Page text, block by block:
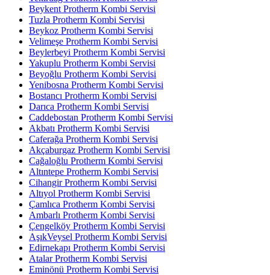
Beykent Protherm Kombi Servisi
Tuzla Protherm Kombi Servisi
Beykoz Protherm Kombi Servisi
Velimeşe Protherm Kombi Servisi
Beylerbeyi Protherm Kombi Servisi
Yakuplu Protherm Kombi Servisi
Beyoğlu Protherm Kombi Servisi
Yenibosna Protherm Kombi Servisi
Bostancı Protherm Kombi Servisi
Darıca Protherm Kombi Servisi
Caddebostan Protherm Kombi Servisi
Akbatı Protherm Kombi Servisi
Caferağa Protherm Kombi Servisi
Akçaburgaz Protherm Kombi Servisi
Cağaloğlu Protherm Kombi Servisi
Altıntepe Protherm Kombi Servisi
Cihangir Protherm Kombi Servisi
Altıyol Protherm Kombi Servisi
Çamlıca Protherm Kombi Servisi
Ambarlı Protherm Kombi Servisi
Çengelköy Protherm Kombi Servisi
AşıkVeysel Protherm Kombi Servisi
Edirnekapı Protherm Kombi Servisi
Atalar Protherm Kombi Servisi
Eminönü Protherm Kombi Servisi